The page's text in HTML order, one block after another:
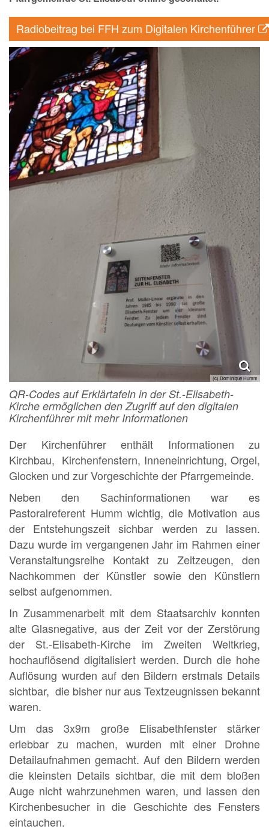
Radiobeitrag bei FFH zum Digitalen Kirchenführer
(c) Dominique Humm
QR-Codes auf Erklärtafeln in der St.-Elisabeth-
Kirche ermöglichen den Zugriff auf den digitalen
Kirchenführer mit mehr Informationen
Der Kirchenführer enthält Informationen zu
Kirchbau, Kirchenfenstern, Inneneinrichtung, Orgel,
Glocken und zur Vorgeschichte der Pfarrgemeinde.
Neben den Sachinformationen war es
Pastoralreferent Humm wichtig, die Motivation aus
der Entstehungszeit sichbar werden zu lassen.
Dazu wurde im vergangenen Jahr im Rahmen einer
Veranstaltungsreihe Kontakt zu Zeitzeugen, den
Nachkommen der Künstler sowie den Künstlern
selbst aufgenommen.
In Zusammenarbeit mit dem Staatsarchiv konnten
alte Glasnegative, aus der Zeit vor der Zerstörung
der St.-Elisabeth-Kirche im Zweiten Weltkrieg,
hochauflösend digitalisiert werden. Durch die hohe
Auflösung wurden auf den Bildern erstmals Details
sichtbar, die bisher nur aus Textzeugnissen bekannt
waren.
Um das 3x9m große Elisabethfenster stärker
erlebbar zu machen, wurden mit einer Drohne
Detailaufnahmen gemacht. Auf den Bildern werden
die kleinsten Details sichtbar, die mit dem bloßen
Auge nicht wahrzunehmen waren, und lassen den
Kirchenbesucher in die Geschichte des Fensters
eintauchen.